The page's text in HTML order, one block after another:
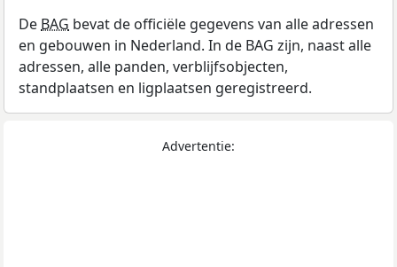
De BAG bevat de officiële gegevens van alle adressen
en gebouwen in Nederland. In de BAG zijn, naast alle
adressen, alle panden, verblijfsobjecten,
standplaatsen en ligplaatsen geregistreerd.
Advertentie: